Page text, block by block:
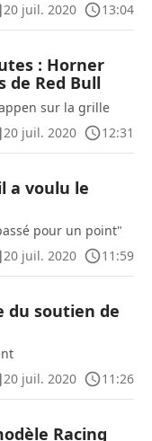
20 juil. 2020
13:04
: Horner
de Red Bull
sur la grille
20 juil. 2020
12:31
a voulu le
pour un point"
20 juil. 2020
11:59
du soutien de
20 juil. 2020
11:26
Racing